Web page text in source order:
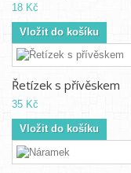
18 Kč
Vložit do košíku
Řetízek s přívěskem
35 Kč
Vložit do košíku